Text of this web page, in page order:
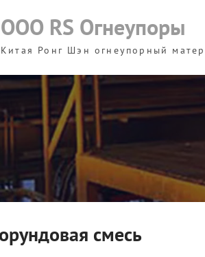
ООО RS Огнеупоры
Китая Ронг Шэн огнеупорный
смесь